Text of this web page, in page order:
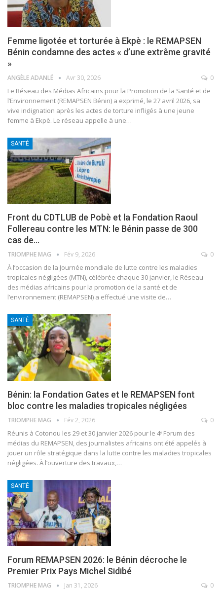
Femme ligotée et torturée à Ekpè : le REMAPSEN
Bénin condamne des actes « d’une extrême gravité
»
ANGÈLE ADANLÉ Avr 30, 2026 0
Le Réseau des Médias Africains pour la Promotion de la Santé et de
l’Environnement (REMAPSEN Bénin) a exprimé, le 27 avril 2026, sa
vive indignation après les actes de torture infligés à une jeune
femme à Ekpè. Le réseau appelle à une…
SANTÉ
Front du CDTLUB de Pobè et la Fondation Raoul
Follereau contre les MTN: le Bénin passe de 300
cas de…
TRIOMPHE MAG Fév 9, 2026 0
À l’occasion de la Journée mondiale de lutte contre les maladies
tropicales négligées (MTN), célébrée chaque 30 janvier, le Réseau
des médias africains pour la promotion de la santé et de
l’environnement (REMAPSEN) a effectué une visite de…
SANTÉ
Bénin: la Fondation Gates et le REMAPSEN font
bloc contre les maladies tropicales négligées
TRIOMPHE MAG Fév 2, 2026 0
Réunis à Cotonou les 29 et 30 janvier 2026 pour le 4ᵉ Forum des
médias du REMAPSEN, des journalistes africains ont été appelés à
jouer un rôle stratégique dans la lutte contre les maladies tropicales
négligées. À l’ouverture des travaux,…
SANTÉ
Forum REMAPSEN 2026: le Bénin décroche le
Premier Prix Pays Michel Sidibé
TRIOMPHE MAG Jan 31, 2026 0